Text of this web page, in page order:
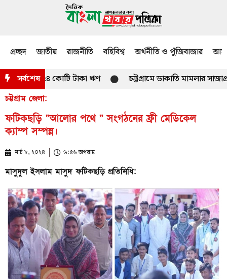
প্রচ্ছদ জাতীয় রাজনীতি বহিবিশ্ব অর্থনীতি ও পুঁজিবাজার
সর্বশেষ
৯৫৪ কোটি টাকা ঋণ চট্টগ্রামে ডাকাতি মামলার সাজাপ্রাপ্ত
চট্টগ্রাম জেলা:
ফটিকছড়ি “আলোর পথে ” সংগঠনের ফ্রী মেডিকেল
ক্যাম্প সম্পন্ন।
মার্চ ৮, ২০২৪ ৬:৫৬ অপরাহ্ণ
মাসুদুল ইসলাম মাসুদ ফটিকছড়ি প্রতিনিধি: